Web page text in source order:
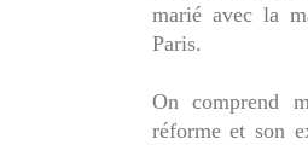
marié avec la
Paris.
On comprend
réforme et son